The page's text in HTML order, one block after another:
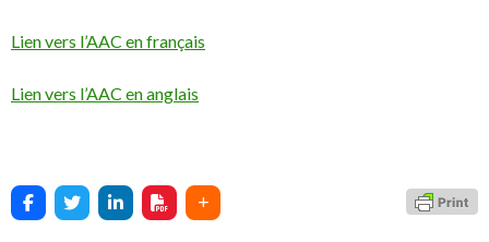
Lien vers l’AAC en français
Lien vers l’AAC en anglais